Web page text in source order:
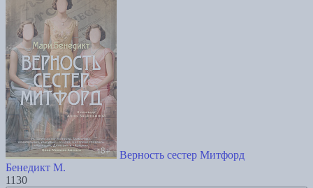
Верность сестер Митфорд
Бенедикт М.
1130